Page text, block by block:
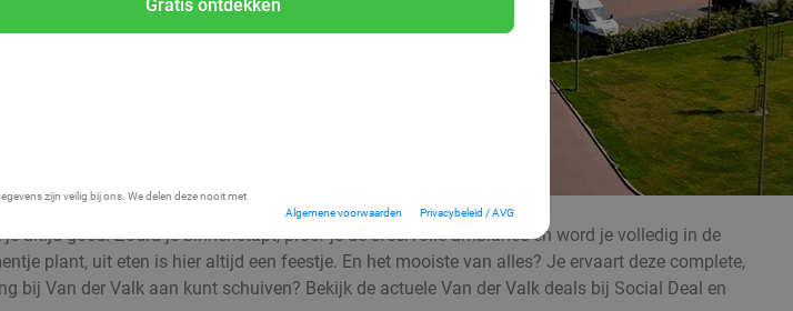
Gratis ontdekken
zijn veilig bij ons. We delen deze nooit met
Algemene voorwaarden Privacybeleid / AVG
altijd goed. Zodra je binnenstapt, proef je de sfeervolle ambiance en word je volledig in de
plant, uit eten is hier altijd een feestje. En het mooiste van alles? Je ervaart deze complete,
bij Van der Valk aan kunt schuiven? Bekijk de actuele Van der Valk deals bij Social Deal en